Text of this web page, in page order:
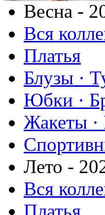
Весна -
Вся
Платья
Блузы ·
Юбки ·
Жакеты ·
Лето -
Вся